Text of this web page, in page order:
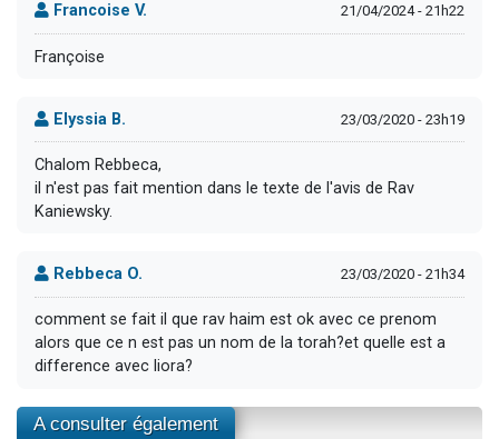
Francoise V. 21/04/2024 - 21h22
Françoise
Elyssia B. 23/03/2020 - 23h19
Chalom Rebbeca,
il n'est pas fait mention dans le texte de l'avis de Rav
Kaniewsky.
Rebbeca O. 23/03/2020 - 21h34
comment se fait il que rav haim est ok avec ce prenom
alors que ce n est pas un nom de la torah?et quelle est a
difference avec liora?
A consulter également